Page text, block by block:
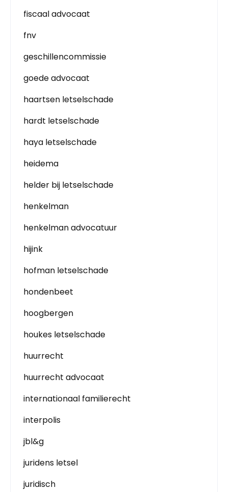
fiscaal advocaat
fnv
geschillencommissie
goede advocaat
haartsen letselschade
hardt letselschade
haya letselschade
heidema
helder bij letselschade
henkelman
henkelman advocatuur
hijink
hofman letselschade
hondenbeet
hoogbergen
houkes letselschade
huurrecht
huurrecht advocaat
internationaal familierecht
interpolis
jbl&g
juridens letsel
juridisch